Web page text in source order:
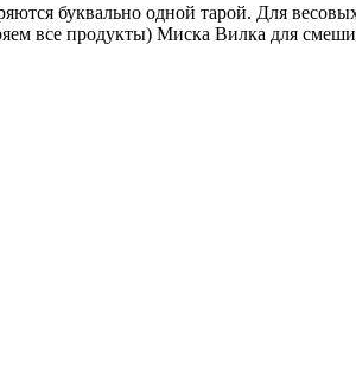
буквально одной тарой. Для
все продукты) Миска Вилка для